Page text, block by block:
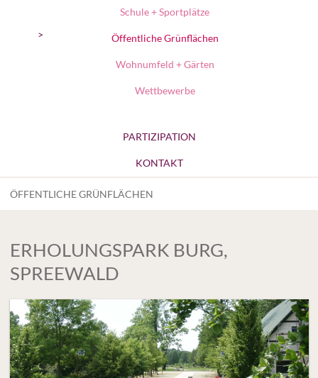
Schule + Sportplätze
Öffentliche Grünflächen
Wohnumfeld + Gärten
Wettbewerbe
PARTIZIPATION
KONTAKT
ÖFFENTLICHE GRÜNFLÄCHEN
ERHOLUNGSPARK BURG,
SPREEWALD